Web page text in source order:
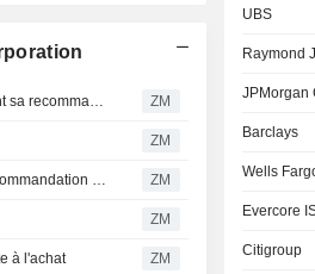
VALERO ENERGY CORPORATION : Mizuho Securities maintient sa recommandation neutre ZM
ZM
VALERO ENERGY CORPORATION : TD Cowen confirme sa recommandation neutre ZM
ZM
à l'achat ZM
UBS
Raymond
JPMorgan
Barclays
Wells
Evercore
Citigroup